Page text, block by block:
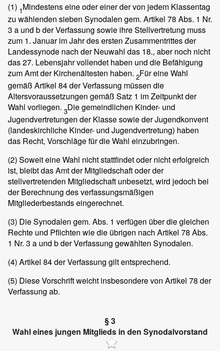
(1) 1Mindestens eine oder einer der von jedem Klassentag
zu wählenden sieben Synodalen gem. Artikel 78 Abs. 1 Nr.
3 a und b der Verfassung sowie ihre Stellvertretung muss
zum 1. Januar im Jahr des ersten Zusammentrittes der
Landessynode nach der Neuwahl das 18., aber noch nicht
das 27. Lebensjahr vollendet haben und die Befähigung
zum Amt der Kirchenältesten haben. 2Für eine Wahl
gemäß Artikel 84 der Verfassung müssen die
Altersvoraussetzungen gemäß Satz 1 im Zeitpunkt der
Wahl vorliegen. 3Die gemeindlichen Kinder- und
Jugendvertretungen der Klasse sowie der Jugendkonvent
(landeskirchliche Kinder- und Jugendvertretung) haben
das Recht, Vorschläge für die Wahl einzubringen.
(2) Soweit eine Wahl nicht stattfindet oder nicht erfolgreich
ist, bleibt das Amt der Mitgliedschaft oder der
stellvertretenden Mitgliedschaft unbesetzt, wird jedoch bei
der Berechnung des verfassungsmäßigen
Mitgliederbestands eingerechnet.
(3) Die Synodalen gem. Abs. 1 verfügen über die gleichen
Rechte und Pflichten wie die übrigen nach Artikel 78 Abs.
1 Nr. 3 a und b der Verfassung gewählten Synodalen.
(4) Artikel 84 der Verfassung gilt entsprechend.
(5) Diese Vorschrift weicht insbesondere von Artikel 78 der
Verfassung ab.
§ 3
Wahl eines jungen Mitglieds in den Synodalvorstand